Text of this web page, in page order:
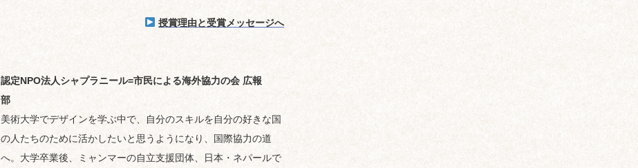
授賞理由と受賞メッセージへ
認定NPO法人シャプラニール=市民による海外協力の会 広報
部
美術大学でデザインを学ぶ中で、自分のスキルを自分の好きな国
の人たちのために活かしたいと思うようになり、国際協力の道
へ。大学卒業後、ミャンマーの自立支援団体、日本・ネパールで